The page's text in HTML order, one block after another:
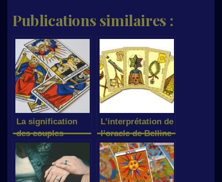
Publications similaires :
La signification
des couples
secondaires dans
le Tarot
L’interprétation de
l’oracle de Belline